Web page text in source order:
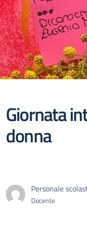
Giornata
donna
Personale
Docente